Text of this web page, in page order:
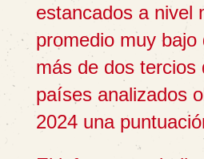
estancados a nivel
promedio muy bajo
más de dos tercios
países analizados
2024 una